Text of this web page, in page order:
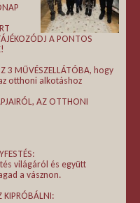
A PONTOS
3 MŰVÉSZELLÁTÓBA, hogy
otthoni alkotáshoz
AZ OTTHONI
világáról és együtt
a vásznon.
KIPRÓBÁLNI: